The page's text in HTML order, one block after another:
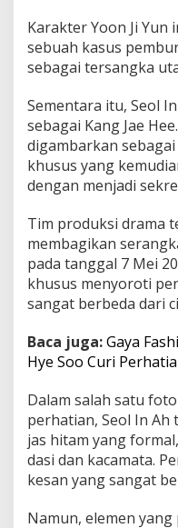
Karakter Yoon Ji
sebuah kasus
sebagai tersangka
Sementara itu, Seol
sebagai Kang Jae
digambarkan
khusus yang
dengan menjadi
Tim produksi drama
membagikan
pada tanggal 7 Mei
khusus menyoroti
sangat berbeda dari
Baca juga:Gaya
Hye Soo Curi
Dalam salah satu
perhatian, Seol In
jas hitam yang
dasi dan kacamata.
kesan yang sangat
Namun, elemen